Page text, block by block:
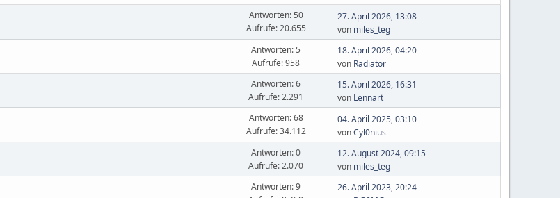
Antworten: 50
Aufrufe: 20.655
27. April 2026, 13:08
von miles_teg
Antworten: 5
Aufrufe: 958
18. April 2026, 04:20
von Radiator
Antworten: 6
Aufrufe: 2.291
15. April 2026, 16:31
von Lennart
Antworten: 68
Aufrufe: 34.112
04. April 2025, 03:10
vonCyl0nius
Antworten: 0
Aufrufe: 2.070
12. August 2024, 09:15
von miles_teg
Antworten: 9
26. April 2023, 20:24